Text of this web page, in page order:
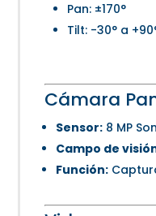
Pan: ±170°
Tilt: -30° a
Cámara
Sensor: 8 MP
Campo de
Función: